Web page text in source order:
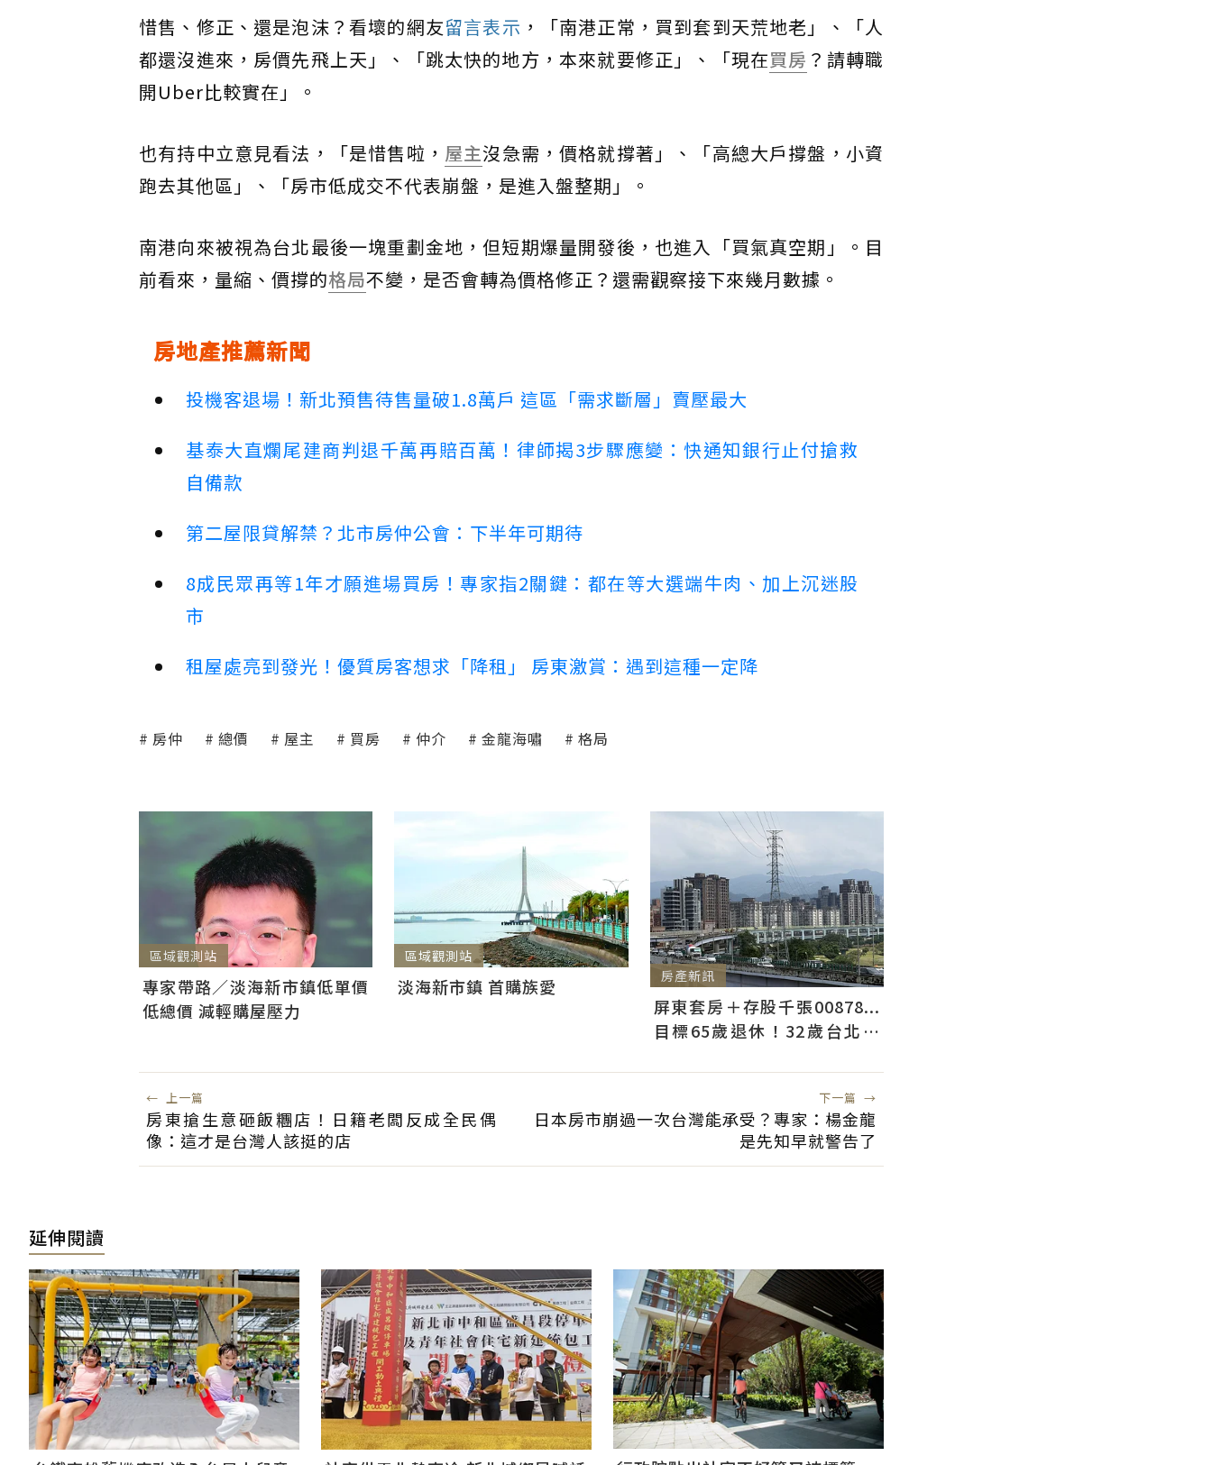
惜售、修正、還是泡沫？看壞的網友留言表示 ，「南港正常，買到套到天荒地老」、「人
都還沒進來，房價先飛上天」、「跳太快的地方，本來就要修正」、「現在買房 ？請轉職
開Uber比較實在」。
也有持中立意見看法，「是惜售啦， 屋主沒急需，價格就撐著」、「高總大戶撐盤，小資
跑去其他區」、「房市低成交不代表崩盤，是進入盤整期」。
南港向來被視為台北最後一塊重劃金地，但短期爆量開發後，也進入「買氣真空期」。目
前看來，量縮、價撐的格局不變，是否會轉為價格修正？還需觀察接下來幾月數據。
房地產推薦新聞
投機客退場！新北預售待售量破1.8萬戶 這區「需求斷層」賣壓最大
基泰大直爛尾建商判退千萬再賠百萬！律師揭3步驟應變：快通知銀行止付搶救
自備款
第二屋限貸解禁？北市房仲公會：下半年可期待
8成民眾再等1年才願進場買房！專家指2關鍵：都在等大選端牛肉、加上沉迷股
市
租屋處亮到發光！優質房客想求「降租」 房東激賞：遇到這種一定降
房仲 總價 屋主 買房 仲介 金龍海嘯 格局
區域觀測站
專家帶路／淡海新市鎮低單價
低總價 減輕購屋壓力
區域觀測站
淡海新市鎮 首購族愛 房產新訊
屏東套房＋存股千張00878...
目標65歲退休！32歲台北人
← 上一篇
房東搶生意砸飯糰店！日籍老闆反成全民偶
像：這才是台灣人該挺的店
下一篇 →
日本房市崩過一次台灣能承受？專家：楊金龍
是先知早就警告了
延伸閱讀